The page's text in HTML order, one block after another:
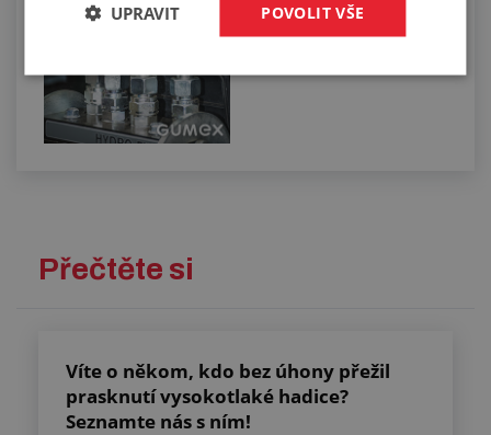
Přečtěte si
Víte o někom, kdo bez úhony přežil
prasknutí vysokotlaké hadice?
Seznamte nás s ním!
POVOLIT VŠE
UPRAVIT